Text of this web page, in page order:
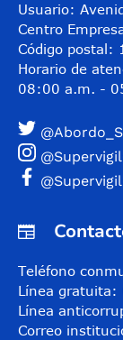
Usuario:
Centro
Código postal:
Horario de
08:00 a.m. -
Teléfono
Línea
Línea
Correo